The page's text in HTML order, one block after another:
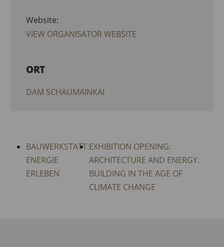
ORT
DAM SCHAUMAINKAI
Website:
VIEW ORGANISATOR WEBSITE
BAUWERKSTATT:
ENERGIE
ERLEBEN
EXHIBITION OPENING:
ARCHITECTURE AND ENERGY.
BUILDING IN THE AGE OF
CLIMATE CHANGE